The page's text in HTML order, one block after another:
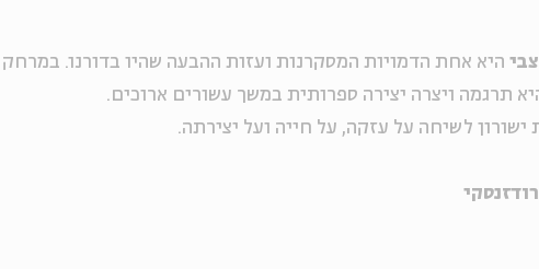
היא אחת הדמויות המסקרנות ועזות ההבעה שהיו בדורנו. במרחק
תרגמה ויצרה יצירה ספרותית במשך עשורים ארוכים.
לשיחה על עזקה, על חייה ועל יצירתה.